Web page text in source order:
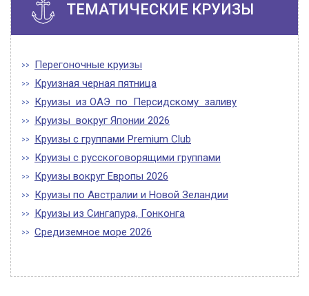
ТЕМАТИЧЕСКИЕ КРУИЗЫ
Перегоночные круизы
Круизная черная пятница
Круизы из ОАЭ по Персидскому заливу
Круизы вокруг Японии 2026
Круизы с группами Premium Club
Круизы с русскоговорящими группами
Круизы вокруг Европы 2026
Круизы по Австралии и Новой Зеландии
Круизы из Сингапура, Гонконга
Средиземное море 2026